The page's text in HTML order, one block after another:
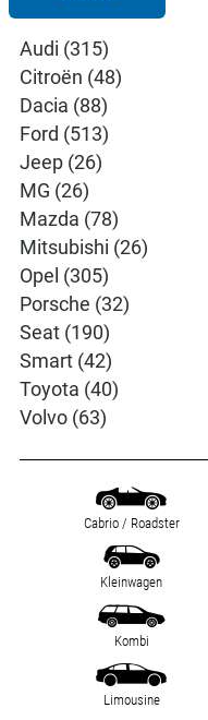
Audi (315)
Citroën (48)
Dacia (88)
Ford (513)
Jeep (26)
MG (26)
Mazda (78)
Mitsubishi (26)
Opel (305)
Porsche (32)
Seat (190)
Smart (42)
Toyota (40)
Volvo (63)
Cabrio / Roadster
Kleinwagen
Kombi
Limousine